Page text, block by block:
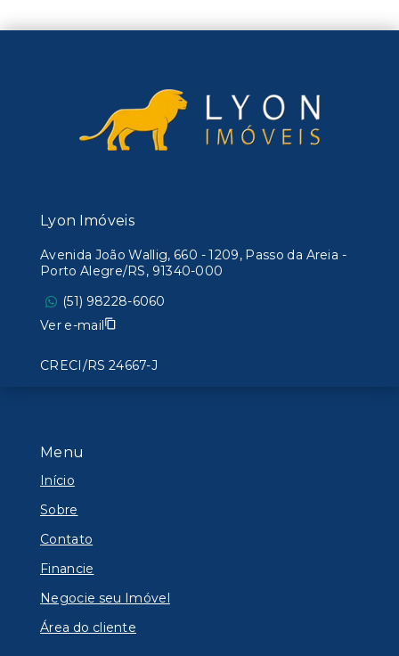
Menu
Início
Sobre
Contato
Financie
Negocie seu Imóvel
Área do cliente
Lyon Imóveis
Avenida João Wallig, 660 - 1209, Passo da Areia -
Porto Alegre/RS, 91340-000
(51) 98228-6060
Ver e-mail
CRECI/RS 24667-J